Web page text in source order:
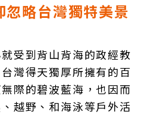
略台灣獨特美景
受到背山背海的政經教
灣得天獨厚所擁有的百
際的碧波藍海，也因而
越野、和海泳等戶外活